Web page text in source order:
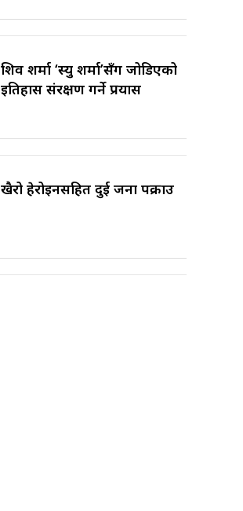
शिव शर्मा ‘स्यु शर्मा’सँग जोडिएको
इतिहास संरक्षण गर्ने प्रयास
खैरो हेरोइनसहित दुई जना पक्राउ